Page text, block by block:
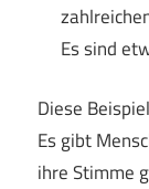
Es sind
Diese
Es gibt
ihre Stimme